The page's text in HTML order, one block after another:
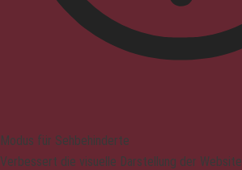
Modus für Sehbehinderte
Verbessert die visuelle Darstellung der Website